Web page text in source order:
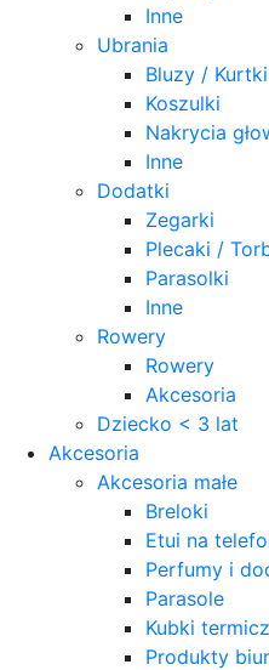
Inne
Ubrania
Bluzy / Kurtki
Koszulki
Nakrycia
Inne
Dodatki
Zegarki
Plecaki /
Parasolki
Inne
Rowery
Rowery
Akcesoria
Dziecko < 3 lat
Akcesoria
Akcesoria małe
Breloki
Etui na
Perfumy i
Parasole
Kubki
Produkty